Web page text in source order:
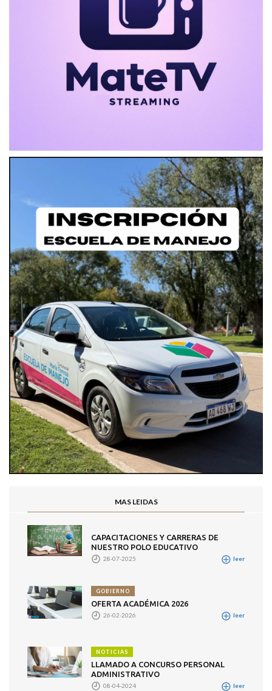
MAS LEIDAS
CAPACITACIONES Y CARRERAS DE
NUESTRO POLO EDUCATIVO
28-07-2025 leer
GOBIERNO
OFERTA ACADÉMICA 2026
26-02-2026 leer
NOTICIAS
LLAMADO A CONCURSO PERSONAL
ADMINISTRATIVO
08-04-2024 leer